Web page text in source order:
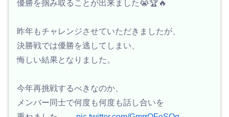
優勝を掴み取ることが出来ました😭🏆🔥
昨年もチャレンジさせていただきましたが、
決勝戦では優勝を逃してしまい、
悔しい結果となりました。
今年再挑戦するべきなのか、
メンバー同士で何度も何度も話し合いを